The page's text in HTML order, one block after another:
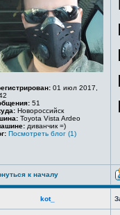
01 июл 2017,
51
Новороссийск
Toyota Vista Ardeo
диванчик =)
Посмотреть блог (1)
к началу
kot_